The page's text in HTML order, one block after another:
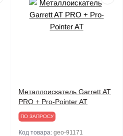
Металлоискатель Garrett AT
PRO + Pro-Pointer AT
ПО ЗАПРОСУ
Код товара: geo-91171